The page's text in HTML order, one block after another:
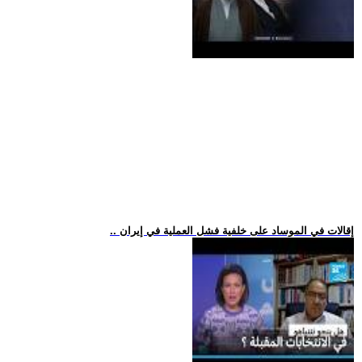
.. إقالات في الموساد على خلفية فشل العملية في إيران